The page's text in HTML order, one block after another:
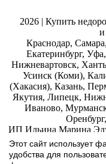
2026 | Купить
и
Краснодар,
Екатеринбург,
Нижневартовск,
Усинск (Коми),
(Хакасия), Казань,
Якутия, Липецк,
Иваново,
ИП Ильина Марина
323774600019055.
Этот сайт использует
удобства для